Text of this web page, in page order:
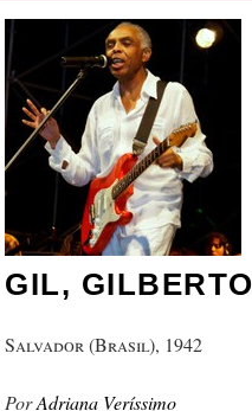
GIL, GILBERTO
Salvador (Brasil), 1942
Adriana Veríssimo